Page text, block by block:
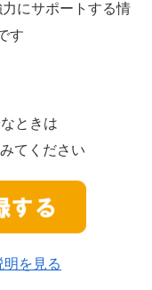
にサポートする情
す
ときは
てください
を見る